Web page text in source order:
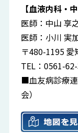
【血液内科・
医師：中山 享
医師：小川 実
〒480-1195 愛
TEL：0561-62-
■血友病診療
会）